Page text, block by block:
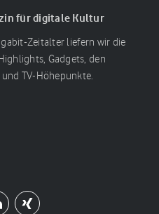
für digitale Kultur
Zeitalter liefern wir die
Gadgets, den
TV-Höhepunkte.